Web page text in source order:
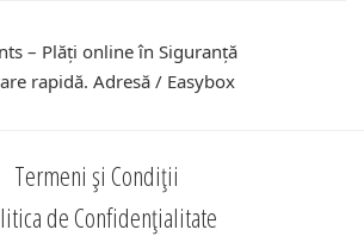
– Plăți online în Siguranță
rapidă. Adresă / Easybox
Termeni și Condiții
de Confidențialitate